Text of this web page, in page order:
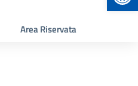
Area Riservata